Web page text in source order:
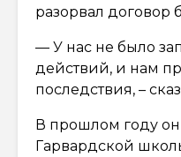
разорвал договор
— У нас не было
действий, и нам
последствия, –
В прошлом году он
Гарвардской